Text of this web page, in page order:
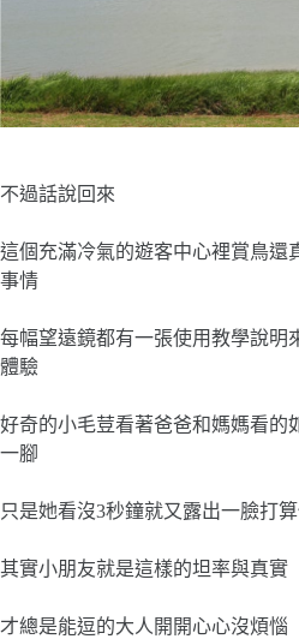
不過話說回來
這個充滿冷氣的遊客中心裡賞鳥還
事情
每幅望遠鏡都有一張使用教學說明
體驗
好奇的小毛荳看著爸爸和媽媽看的
一腳
只是她看沒3秒鐘就又露出一臉打
其實小朋友就是這樣的坦率與真實
才總是能逗的大人開開心心沒煩惱